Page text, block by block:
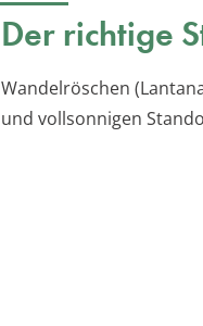
Der richtige
Wandelröschen
und vollsonnigen